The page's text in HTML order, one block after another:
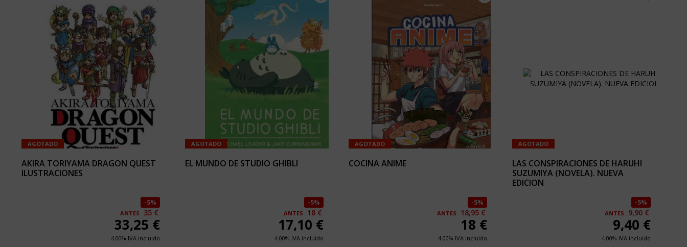
AGOTADO
AKIRA TORIYAMA DRAGON QUEST
ILUSTRACIONES
5%
ANTES 35 €
33,25 €
4.00% IVA incluido
AGOTADO
EL MUNDO DE STUDIO GHIBLI
5%
ANTES 18 €
17,10 €
4.00% IVA incluido
AGOTADO
COCINA ANIME
5%
ANTES 18,95 €
18 €
4.00% IVA incluido
AGOTADO
LAS CONSPIRACIONES DE HARUHI
SUZUMIYA (NOVELA). NUEVA
EDICION
5%
ANTES 9,90 €
9,40 €
4.00% IVA incluido